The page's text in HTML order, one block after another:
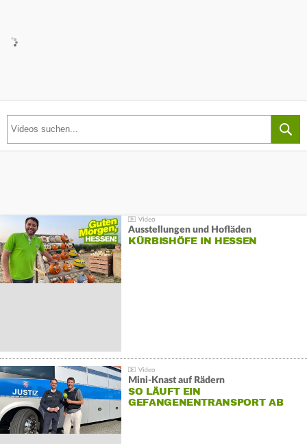
Ausstellungen und Hofläden
KÜRBISHÖFE IN HESSEN
Mini-Knast auf Rädern
SO LÄUFT EIN
GEFANGENENTRANSPORT AB